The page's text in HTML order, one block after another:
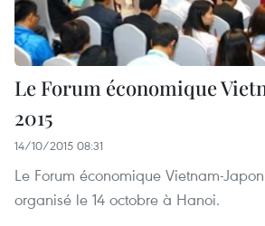
Le Forum économique
2015
14/10/2015 08:31
Le Forum économique Vietnam-
organisé le 14 octobre à Hanoi.